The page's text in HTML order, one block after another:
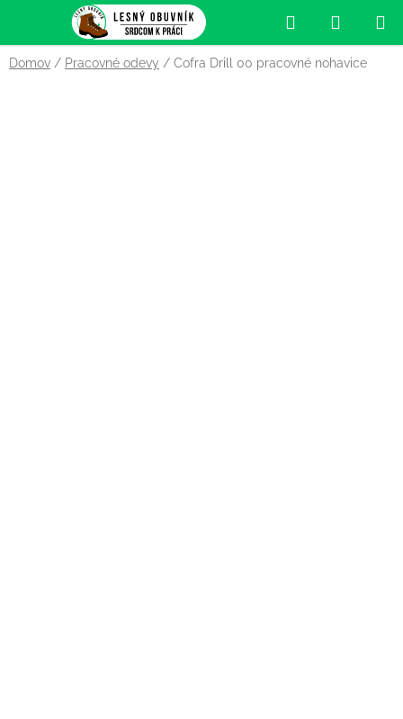
obsah
Hľadať
KOŠÍK
Domov / Pracovné odevy / Cofra Drill 00 pracovné nohavice